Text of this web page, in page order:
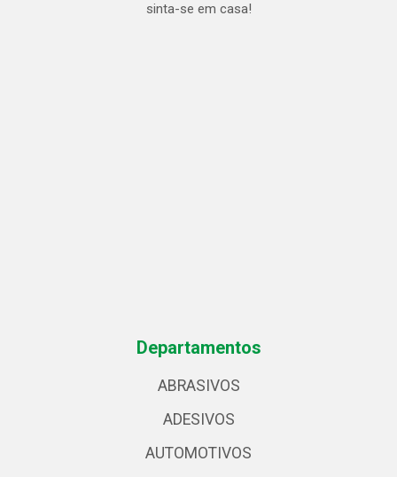
sinta-se em casa!
Departamentos
ABRASIVOS
ADESIVOS
AUTOMOTIVOS